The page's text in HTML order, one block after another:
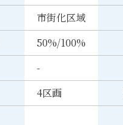
市街化区域
50%/100%
-
4区画